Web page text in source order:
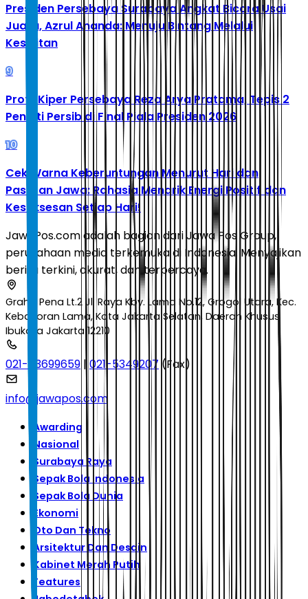
Presiden Persebaya Surabaya Angkat Bicara Usai
Juara, Azrul Ananda: Menuju Bintang Melalui
Kesulitan
9
Profil Kiper Persebaya Reza Arya Pratama, Tepis 2
Penalti Persib di Final Piala Presiden 2026
10
Cek Warna Keberuntungan Menurut Hari dan
Pasaran Jawa: Rahasia Menarik Energi Positif dan
Kesuksesan Setiap Hari!
JawaPos.com adalah bagian dari Jawa Pos Group,
perusahaan media terkemuka di Indonesia. Menyajikan
berita terkini, akurat, dan terpercaya.
Graha Pena Lt.2 Jl. Raya Kby. Lama No.12, Grogol Utara, Kec.
Kebayoran Lama, Kota Jakarta Selatan, Daerah Khusus
Ibukota Jakarta 12210
021-53699659 | 021-5349207 (Fax)
info@jawapos.com
Awarding
Nasional
Surabaya Raya
Sepak Bola Indonesia
Sepak Bola Dunia
Ekonomi
Oto Dan Tekno
Arsitektur Dan Desain
Kabinet Merah Putih
Features